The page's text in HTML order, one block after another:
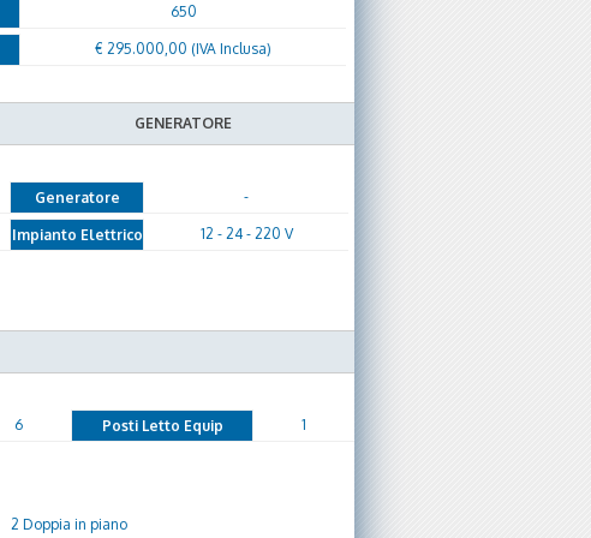
650
€ 295.000,00 (IVA Inclusa)
GENERATORE
Generatore -
Impianto Elettrico 12 - 24 - 220 V
6 Posti Letto Equip 1
2 Doppia in piano